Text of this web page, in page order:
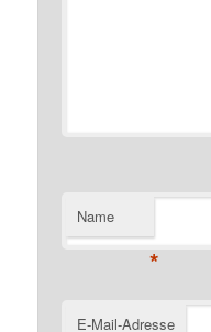
Name
*
E-Mail-Adresse